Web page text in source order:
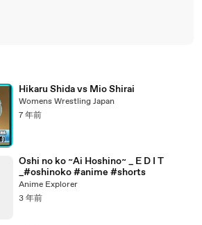
Hikaru Shida vs Mio Shirai
Womens Wrestling Japan
7 年前
Oshi no ko ~Ai Hoshino~ _ E D I T
_#oshinoko #anime #shorts
Anime Explorer
3 年前